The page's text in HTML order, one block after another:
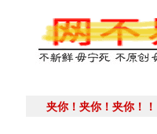
夹你！夹你！夹你！！